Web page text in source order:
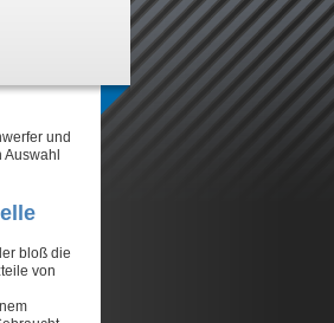
und
bloß die
von